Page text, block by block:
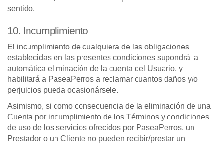
sentido.
10. Incumplimiento
El incumplimiento de cualquiera de las obligaciones
establecidas en las presentes condiciones supondrá la
automática eliminación de la cuenta del Usuario, y
habilitará a PaseaPerros a reclamar cuantos daños y/o
perjuicios pueda ocasionársele.
Asimismo, si como consecuencia de la eliminación de una
Cuenta por incumplimiento de los Términos y condiciones
de uso de los servicios ofrecidos por PaseaPerros, un
Prestador o un Cliente no pueden recibir/prestar un